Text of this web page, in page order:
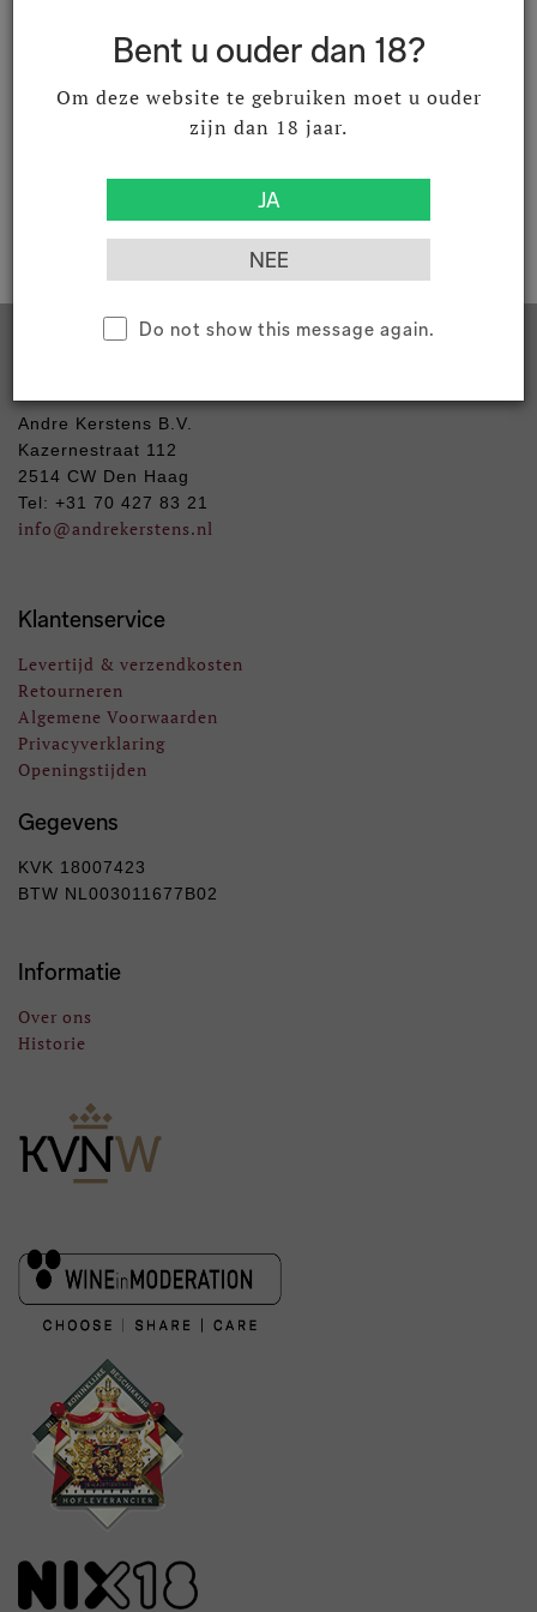
Bent u ouder dan 18?
Om deze website te gebruiken moet u ouder
zijn dan 18 jaar.
Do not show this message again.
Download productdocument
Andre Kerstens B.V.
Kazernestraat 112
2514 CW Den Haag
Tel: +31 70 427 83 21
info@andrekerstens.nl
Klantenservice
Levertijd & verzendkosten
Retourneren
Algemene Voorwaarden
Privacyverklaring
Openingstijden
Gegevens
KVK 18007423
BTW NL003011677B02
Informatie
Over ons
Historie